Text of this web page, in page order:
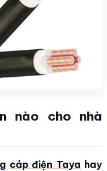
nào cho nhà
cáp điện Taya hay